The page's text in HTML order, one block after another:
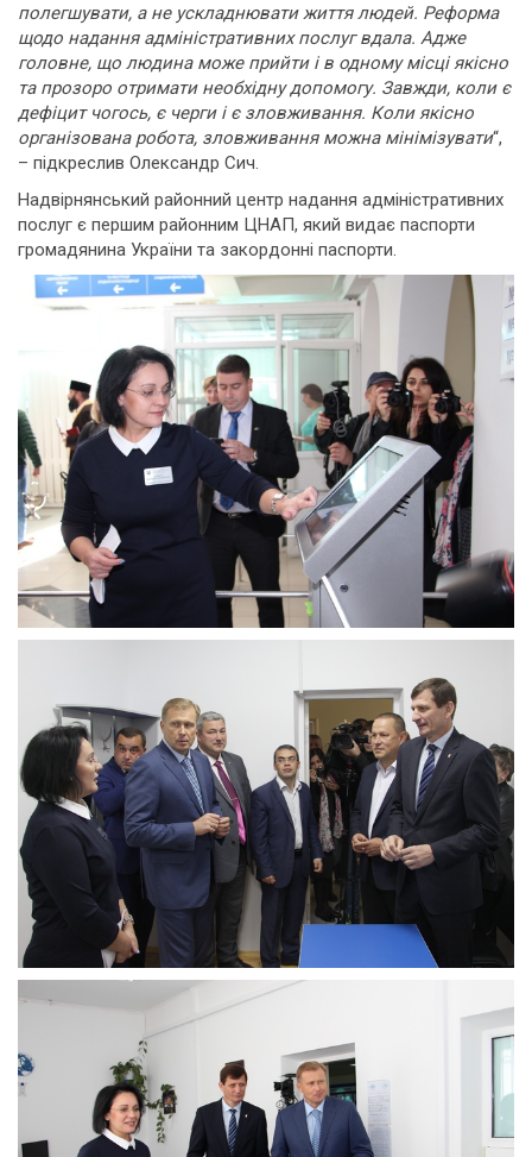
полегшувати, а не ускладнювати життя людей. Реформа
щодо надання адміністративних послуг вдала. Адже
головне, що людина може прийти і в одному місці якісно
та прозоро отримати необхідну допомогу. Завжди, коли є
дефіцит чогось, є черги і є зловживання. Коли якісно
організована робота, зловживання можна мінімізувати“,
– підкреслив Олександр Сич.
Надвірнянський районний центр надання адміністративних
послуг є першим районним ЦНАП, який видає паспорти
громадянина України та закордонні паспорти.